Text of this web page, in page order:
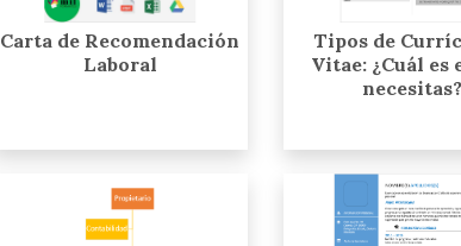
Carta de Recomendación
Laboral
Tipos de
Vitae: ¿Cuál es
necesitas?